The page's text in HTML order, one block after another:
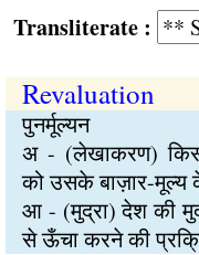
:
Revaluation
पुनर्मूल्यन
अ - (लेखाकरण)
को उसके बाज़ार-
आ - (मुद्रा) देश की
से ऊँचा करने की